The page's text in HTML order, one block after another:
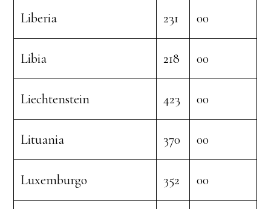
Liberia 231 00
Libia 218 00
Liechtenstein 423 00
Lituania 370 00
Luxemburgo 352 00